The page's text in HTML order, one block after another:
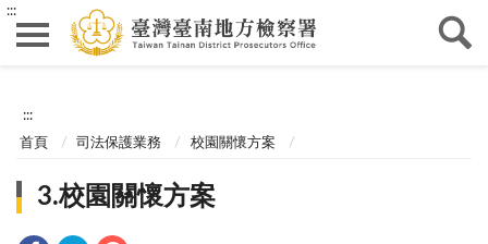
:::
:::
首頁 司法保護業務 校園關懷方案
3.校園關懷方案